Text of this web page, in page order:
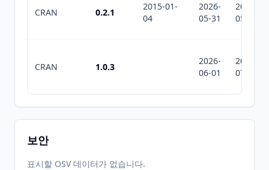
CRAN 0.2.1
2015-01-
04
2026-
05-31
2026-
05-31
CRAN 1.0.3
2026-
06-01
2026-
07-10
보안
표시할 OSV 데이터가 없습니다.